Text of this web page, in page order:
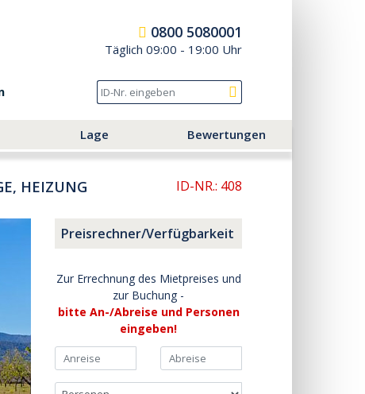
0800 5080001
Täglich 09:00 - 19:00 Uhr
Lage Bewertungen
HEIZUNG ID-NR.: 408
Preisrechner/Verfügbarkeit
Zur Errechnung des Mietpreises und
zur Buchung -
bitte An-/Abreise und Personen
eingeben!